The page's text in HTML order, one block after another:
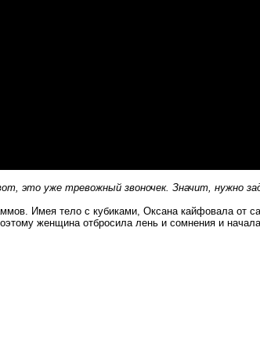
это уже тревожный звоночек. Значит, нужно
Имея тело с кубиками, Оксана кайфовала от
женщина отбросила лень и сомнения и